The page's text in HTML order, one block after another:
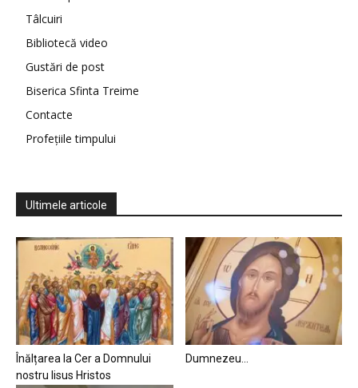
Tâlcuiri
Bibliotecă video
Gustări de post
Biserica Sfinta Treime
Contacte
Profețiile timpului
Ultimele articole
Înălțarea la Cer a Domnului
nostru Iisus Hristos
Dumnezeu…